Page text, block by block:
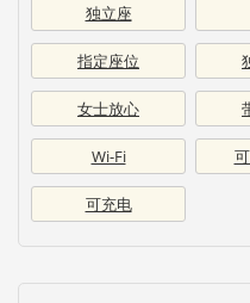
独立座
指定座位
女士放心
Wi-Fi
可充电